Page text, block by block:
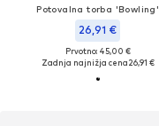
Potovalna torba 'Bowling'
26,91 €
Prvotno: 45,00 €
Zadnja najnižja cena26,91 €